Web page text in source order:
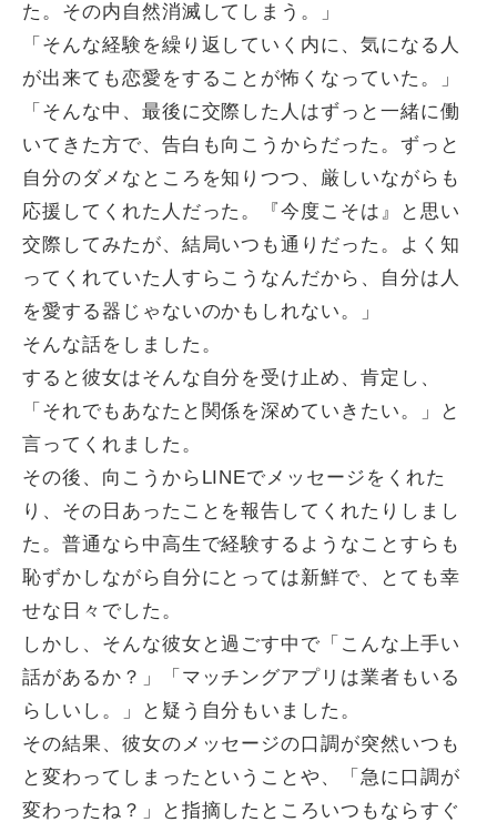
た。その内自然消滅してしまう。」
「そんな経験を繰り返していく内に、気になる人
が出来ても恋愛をすることが怖くなっていた。」
「そんな中、最後に交際した人はずっと一緒に働
いてきた方で、告白も向こうからだった。ずっと
自分のダメなところを知りつつ、厳しいながらも
応援してくれた人だった。『今度こそは』と思い
交際してみたが、結局いつも通りだった。よく知
ってくれていた人すらこうなんだから、自分は人
を愛する器じゃないのかもしれない。」
そんな話をしました。
すると彼女はそんな自分を受け止め、肯定し、
「それでもあなたと関係を深めていきたい。」と
言ってくれました。
その後、向こうからLINEでメッセージをくれた
り、その日あったことを報告してくれたりしまし
た。普通なら中高生で経験するようなことすらも
恥ずかしながら自分にとっては新鮮で、とても幸
せな日々でした。
しかし、そんな彼女と過ごす中で「こんな上手い
話があるか？」「マッチングアプリは業者もいる
らしいし。」と疑う自分もいました。
その結果、彼女のメッセージの口調が突然いつも
と変わってしまったということや、「急に口調が
変わったね？」と指摘したところいつもならすぐ